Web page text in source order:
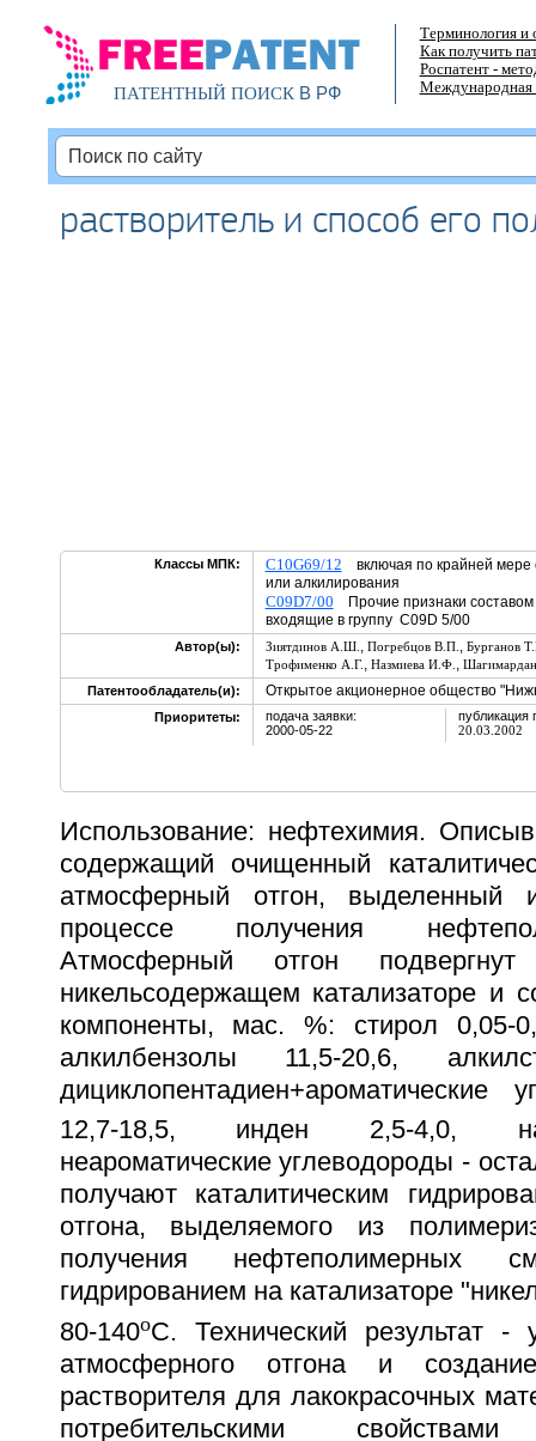
ПАТЕНТНЫЙ ПОИСКВ РФ
Терминология и
Как получить
Роспатент -
Международная
растворитель и способ его
Классы МПК: C10G69/12 включая по крайней мере
или алкилирования
C09D7/00 Прочие признаки
входящие в группу C09D 5/00
Автор(ы): Зиятдинов А.Ш. , Погребцов В.П. , Бурганов
Трофименко А.Г. , Назмиева И.Ф. ,
Патентообладатель(и):
Открытое акционерное общество
Приоритеты:
подача заявки:
2000-05-22
публикация
20.03.2002
Использование: нефтехимия.
содержащий очищенный
атмосферный отгон, выделенный
процессе получения
Атмосферный отгон
никельсодержащем катализаторе и
компоненты, мас. %: стирол 0,05-
алкилбензолы 11,5-20,6,
дициклопентадиен+ароматические
12,7-18,5, инден 2,5-4,0,
неароматические углеводороды -
получают каталитическим
отгона, выделяемого из
получения нефтеполимерных
гидрированием на катализаторе
80-140oС. Технический результат -
атмосферного отгона и
растворителя для лакокрасочных
потребительскими